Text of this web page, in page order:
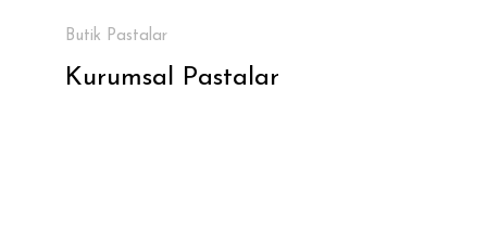
Butik Pastalar
Kurumsal Pastalar